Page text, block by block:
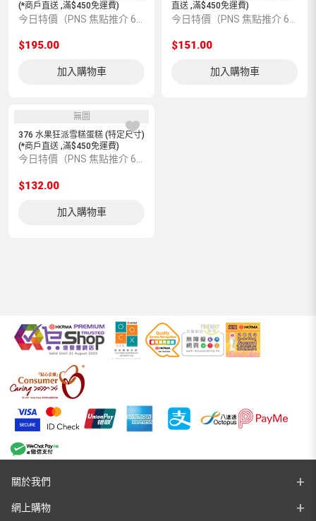
(*商戶直送 ,滿$450免運費)
$195.00
加入購物車
直送 ,滿$450免運費)
$151.00
加入購物車
無圖
376 水果狂派雪糕蛋糕 (特定尺寸)
(*商戶直送 ,滿$450免運費)
今日特價（PNS 焦點推介 6600005098）
$132.00
加入購物車
關於我們
網上購物